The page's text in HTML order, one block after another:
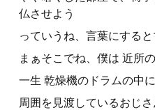
仏させよう
っていうね、言葉にする
まぁそこでね、僕は 近所
一生 乾燥機のドラムの中
周囲を見渡しているおじ